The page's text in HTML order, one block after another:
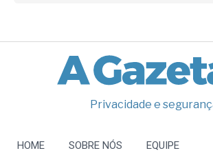
Privacidade e
HOME SOBRE NÓS EQUIPE